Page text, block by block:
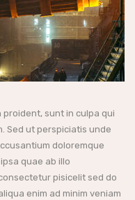
sunt in culpa qui
Sed ut perspiciatis unde
doloremque
quae ab illo
pisicelit sed do
enim ad minim veniam